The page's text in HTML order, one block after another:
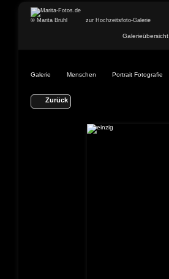
© Marita Brühl zur Hochzeitsfoto-Galerie
Galerieübersicht
Galerie Menschen Portrait Fotografie
Zurück